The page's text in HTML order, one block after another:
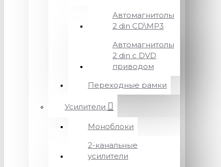
Автомагнитолы
2 din CD\MP3
Автомагнитолы
2 din с DVD
приводом
Переходные рамки
Усилители
Моноблоки
2-канальные
усилители